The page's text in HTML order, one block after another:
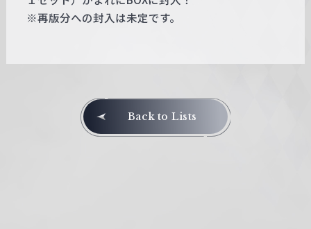
※再版分への封入は未定です。
Back to Lists